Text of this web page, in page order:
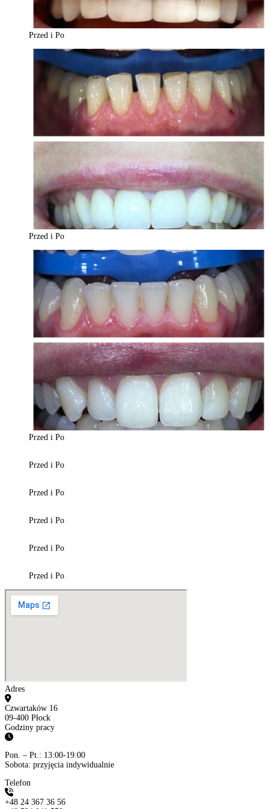
Przed i Po
Przed i Po
Przed i Po
Przed i Po
Przed i Po
Przed i Po
Przed i Po
Przed i Po
Adres
Czwartaków 16
09-400 Płock
Godziny pracy
Pon. – Pt.: 13:00-19:00
Sobota: przyjęcia indywidualnie
Telefon
+48 24 367 36 56